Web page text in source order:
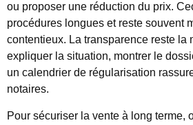
ou proposer une réduction du prix.
procédures longues et reste souvent
contentieux. La transparence reste la
expliquer la situation, montrer le
un calendrier de régularisation
notaires.
Pour sécuriser la vente à long terme,